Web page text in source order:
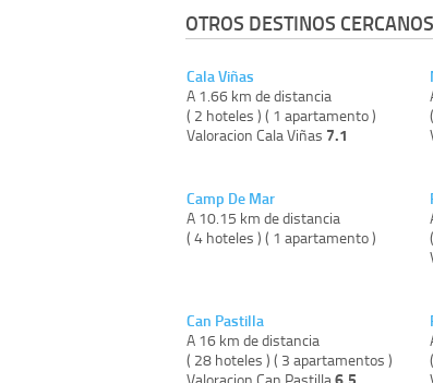
OTROS DESTINOS
Cala Viñas
A 1.66 km de distancia
( 2 hoteles ) ( 1 apartamento )
Valoracion Cala Viñas 7.1
Camp De Mar
A 10.15 km de distancia
( 4 hoteles ) ( 1 apartamento )
Can Pastilla
A 16 km de distancia
( 28 hoteles ) ( 3 apartamentos )
Valoracion Can Pastilla